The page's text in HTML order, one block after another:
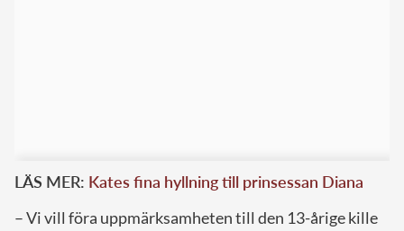
LÄS MER: Kates fina hyllning till prinsessan Diana
– Vi vill föra uppmärksamheten till den 13-årige kille